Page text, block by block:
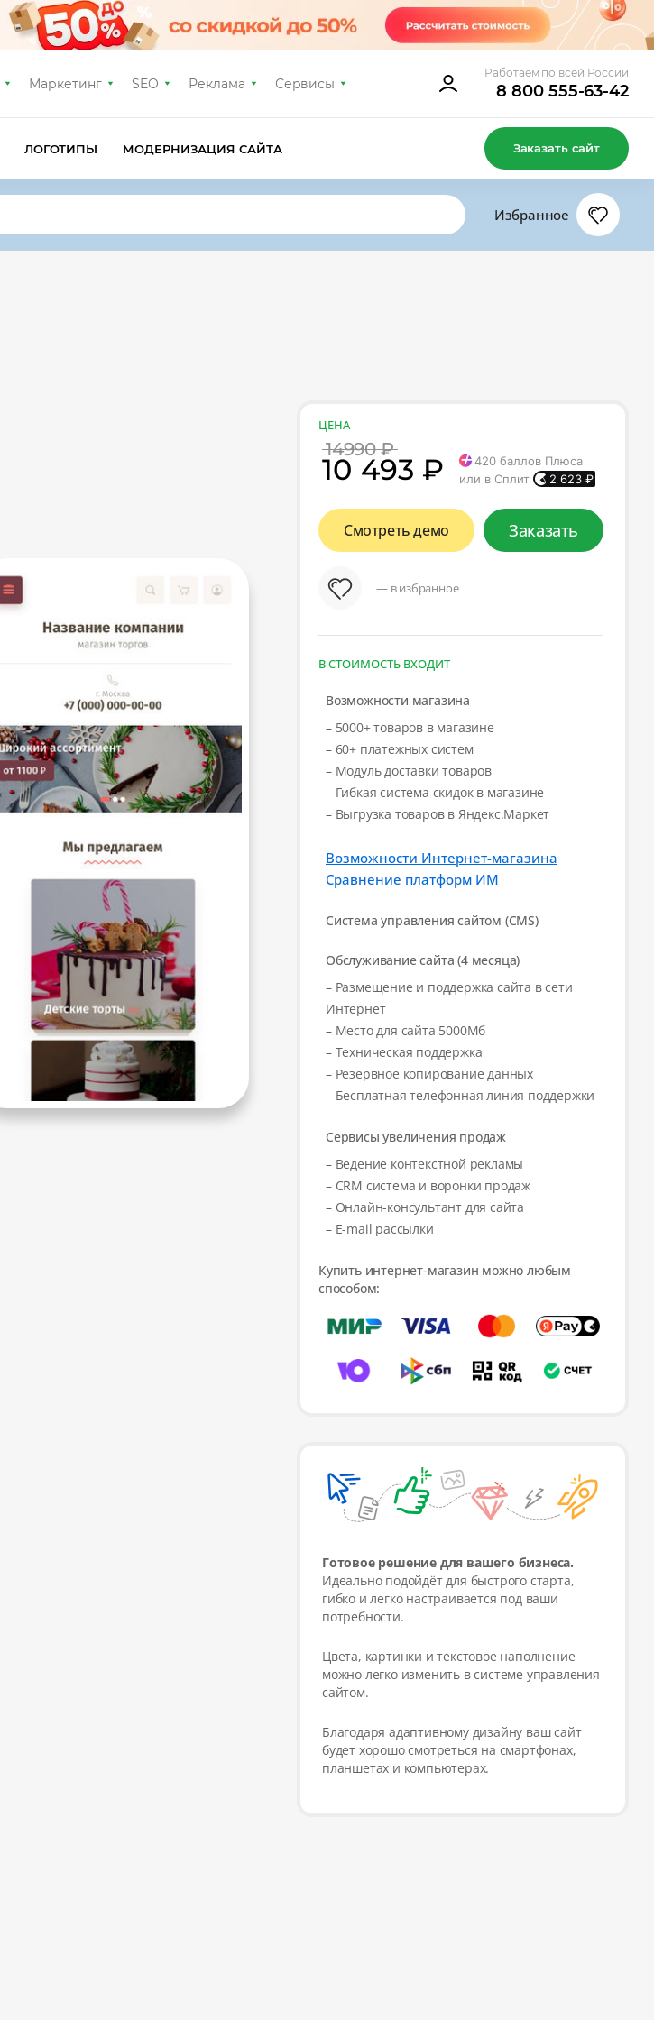
Маркетинг SEO Реклама Сервисы
Работаем по всей России
8 800 555-63-42
ЛОГОТИПЫ МОДЕРНИЗАЦИЯ САЙТА Заказать сайт
Избранное
ЦЕНА
14990 ₽
10 493 ₽ 420баллов Плюса
или в Сплит
2 623₽
Смотреть демо Заказать
— в избранное
В СТОИМОСТЬ ВХОДИТ
Возможности магазина
– 5000+ товаров в магазине
– 60+ платежных систем
– Модуль доставки товаров
– Гибкая система скидок в магазине
– Выгрузка товаров в Яндекс.Маркет
Возможности Интернет-магазина
Сравнение платформ ИМ
Система управления сайтом (CMS)
Обслуживание сайта (4 месяца)
– Размещение и поддержка сайта в сети
Интернет
– Место для сайта 5000Мб
– Техническая поддержка
– Резервное копирование данных
– Бесплатная телефонная линия поддержки
Сервисы увеличения продаж
– Ведение контекстной рекламы
– CRM система и воронки продаж
– Онлайн-консультант для сайта
– E-mail рассылки
Купить интернет-магазин можно любым
способом:
Готовое решение для вашего бизнеса.
Идеально подойдёт для быстрого старта,
гибко и легко настраивается под ваши
потребности.
Цвета, картинки и текстовое наполнение
можно легко изменить в системе управления
сайтом.
Благодаря адаптивному дизайну ваш сайт
будет хорошо смотреться на смартфонах,
планшетах и компьютерах.